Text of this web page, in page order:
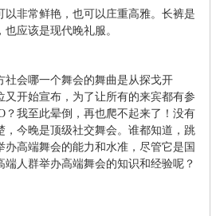
非常鲜艳，也可以庄重高雅。长裤是
应该是现代晚礼服。
会哪一个舞会的舞曲是从探戈开
开始宣布，为了让所有的来宾都有参
？我至此晕倒，再也爬不起来了！没有
今晚是顶级社交舞会。谁都知道，跳
高端舞会的能力和水准，尽管它是国
人群举办高端舞会的知识和经验呢？